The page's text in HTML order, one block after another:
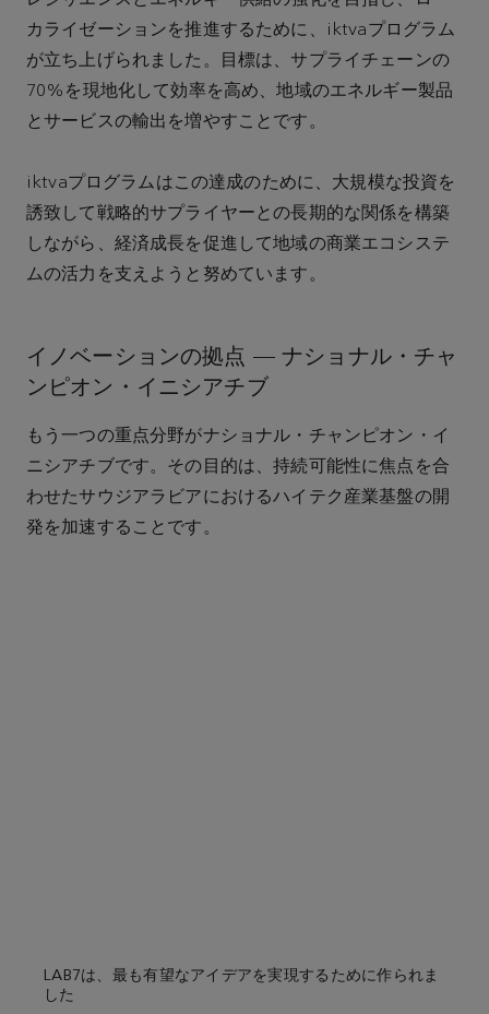
カライゼーションを推進するために、iktvaプログラム
が立ち上げられました。目標は、サプライチェーンの
70%を現地化して効率を高め、地域のエネルギー製品
とサービスの輸出を増やすことです。
iktvaプログラムはこの達成のために、大規模な投資を
誘致して戦略的サプライヤーとの長期的な関係を構築
しながら、経済成長を促進して地域の商業エコシステ
ムの活力を支えようと努めています。
イノベーションの拠点 — ナショナル・チャ
ンピオン・イニシアチブ
もう一つの重点分野がナショナル・チャンピオン・イ
ニシアチブです。その目的は、持続可能性に焦点を合
わせたサウジアラビアにおけるハイテク産業基盤の開
発を加速することです。
LAB7は、最も有望なアイデアを実現するために作られま
した